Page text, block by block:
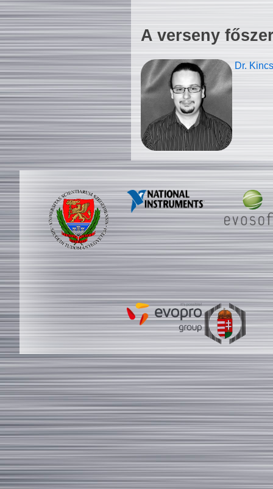
A verseny
Dr.